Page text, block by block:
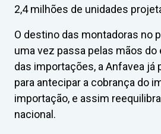
2,4 milhões de unidades
O destino das montadoras no
uma vez passa pelas mãos
das importações, a Anfavea já
para antecipar a cobrança do
importação, e assim
nacional.